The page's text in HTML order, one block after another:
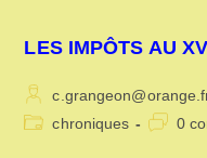
LES IMPÔTS AU
Auteur/autrice
de
Postchroniques 0